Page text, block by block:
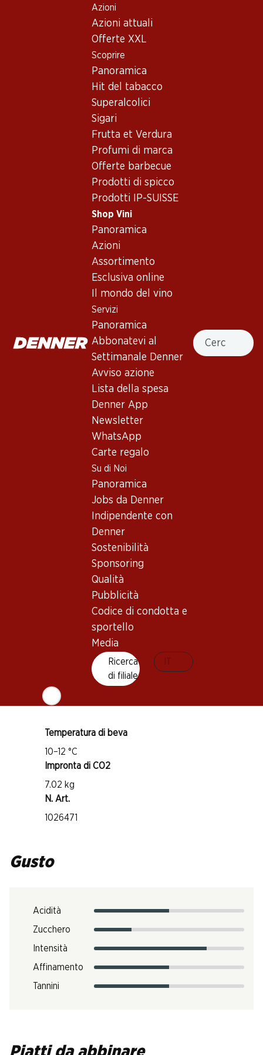
Azioni
Azioni attuali
Offerte XXL
Scoprire
Panoramica
Hit del tabacco
Superalcolici
Sigari
Frutta et Verdura
Profumi di marca
Offerte barbecue
Prodotti di spicco
Prodotti IP-SUISSE
Shop Vini
Panoramica
Azioni
Assortimento
Esclusiva online
Il mondo del vino
Servizi
Panoramica
Abbonatevi al
Settimanale Denner
Avviso azione
Lista della spesa
Denner App
Newsletter
WhatsApp
Carte regalo
Su di Noi
Panoramica
Jobs da Denner
Indipendente con
Denner
Sostenibilità
Sponsoring
Qualità
Pubblicità
Codice di condotta e
sportello
Media
Ricerca
di filiale
Cercare
Vino/champagne
Vallese
Domherrenwein Fendant AOC Valais
Fronte Retro Imballaggio
Domherrenwein Fendant AOC
Svizzera Vallese , 2024
Giallo luminoso. Profumo di ananas accompagnato da note
floreali. Corpo medio, fresco e aromatico, caratterizzato da
invece di 58.50
Prezzo unità: 6.70 invece di 9.75
Buono a sapersi
Maturità di beva
1–3 anni
Temperatura di beva
10–12 °C
Impronta di CO2
7.02 kg
N. Art.
1026471
Gusto
Acidità
Zucchero
Intensità
Affinamento
Tannini